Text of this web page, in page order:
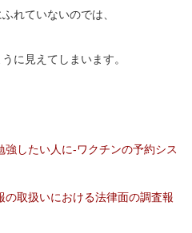
れていないのでは、
うに見えてしまいます。
強したい人に-ワクチンの予約シス
取扱いにおける法律面の調査報